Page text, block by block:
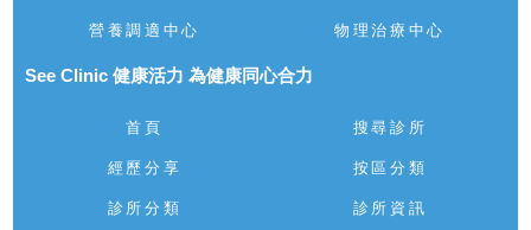
營養調適中心 物理治療中心
See Clinic 健康活力 為健康同心合力
首頁 搜尋診所
經歷分享 按區分類
診所分類 診所資訊